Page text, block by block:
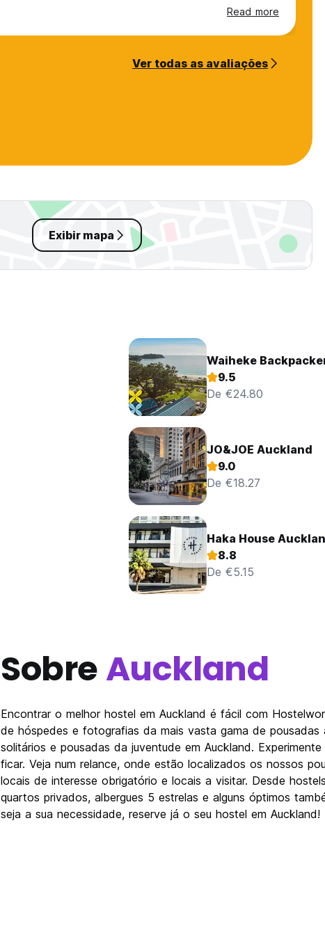
Read more
Ver todas as avaliações
Exibir mapa
Waiheke
9.5
De €24.80
JO&JOE Auckland
9.0
De €18.27
Haka House
8.8
De €5.15
SobreAuckland
Encontrar o melhor hostel em Auckland é fácil com
de hóspedes e fotografias da mais vasta gama de pousadas
solitários e pousadas da juventude em Auckland.
ficar. Veja num relance, onde estão localizados os nossos
locais de interesse obrigatório e locais a visitar. Desde
quartos privados, albergues 5 estrelas e alguns óptimos
seja a sua necessidade, reserve já o seu hostel em Auckland!